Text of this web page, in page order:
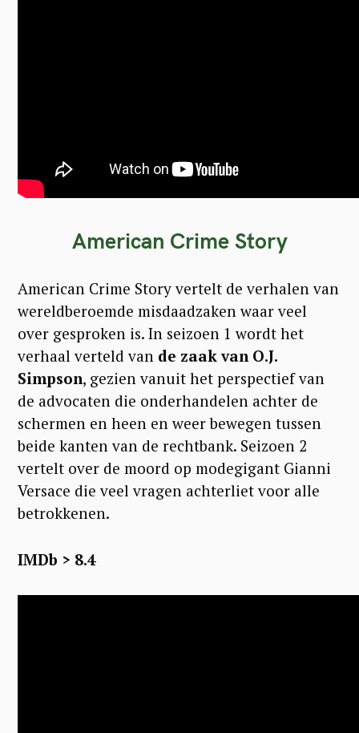
American Crime Story
American Crime Story vertelt de verhalen van
wereldberoemde misdaadzaken waar veel
over gesproken is. In seizoen 1 wordt het
verhaal verteld van de zaak van O.J.
Simpson, gezien vanuit het perspectief van
de advocaten die onderhandelen achter de
schermen en heen en weer bewegen tussen
beide kanten van de rechtbank. Seizoen 2
vertelt over de moord op modegigant Gianni
Versace die veel vragen achterliet voor alle
betrokkenen.
IMDb > 8.4